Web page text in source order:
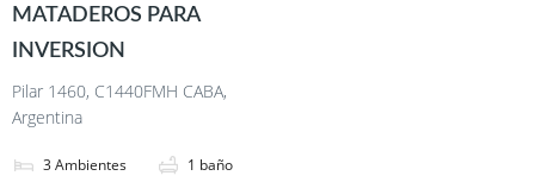
MATADEROS PARA
INVERSION
Pilar 1460, C1440FMH CABA,
Argentina
3Ambientes 1 baño